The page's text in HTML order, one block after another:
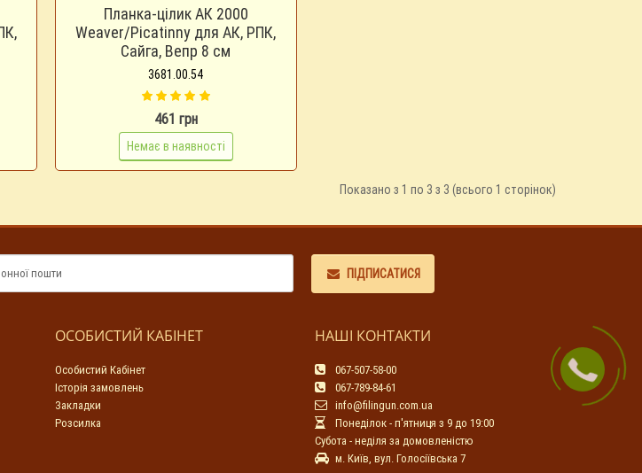
Планка-цілик АК 2000
Weaver/Picatinny для АК, РПК,
Сайга, Вепр 8 см
3681.00.54
461 грн
Немає в наявності
Показано з 1 по 3 з 3 (всього 1 сторінок)
ПІДПИСАТИСЯ
ОСОБИСТИЙ КАБІНЕТ
Особистий Кабінет
Історія замовлень
Закладки
Розсилка
НАШІ КОНТАКТИ
067-507-58-00
067-789-84-61
info@filingun.com.ua
Понеділок - п'ятниця з 9 до 19:00
Субота - неділя за домовленістю
м. Київ, вул. Голосіївська 7